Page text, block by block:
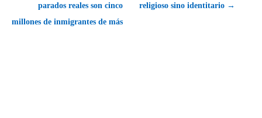
parados reales son cinco
millones de inmigrantes de más
religioso sino identitario →